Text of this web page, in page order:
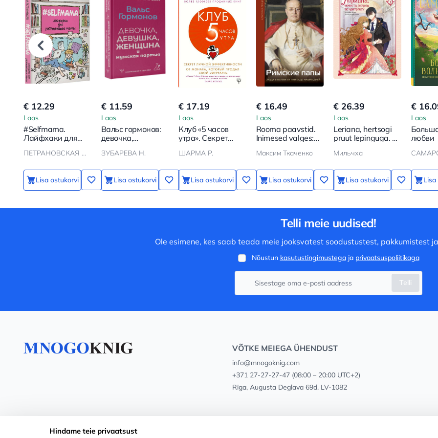
€ 12.29
Laos
#Selfmama.
Лайфхаки для
мамы
ПЕТРАНОВСКАЯ Л.В.
Lisa ostukorvi
€ 11.59
Laos
Вальс гормонов:
девочка,
женщина и
ЗУБАРЕВА Н.
Lisa ostukorvi
€ 17.19
Laos
Клуб «5 часов
утра». Секрет
эффективности от
продал свой
феррари
ШАРМА Р.
Lisa ostukorvi
€ 16.49
Laos
Rooma paavstid.
Inimesed valges:
meie päevadeni
Максим Ткаченко
Lisa ostukorvi
€ 26.39
Laos
Leriana, hertsogi
pruut lepinguga. 1.
Мильчха
Lisa ostukorvi
€
Laos
любви
Telli meie uudised!
Ole esimene, kes saab teada meie jooksvatest soodustustest, pakkumistest
Nõustun kasutustingimustegaja privaatsuspoliitikaga
Telli
VÕTKE MEIEGA ÜHENDUST
info@mnogoknig.com
+371 27-27-27-47(08:00 – 20:00 UTC+2)
Rīga, Augusta Deglava 69d, LV-1082
Hindame teie privaatsust